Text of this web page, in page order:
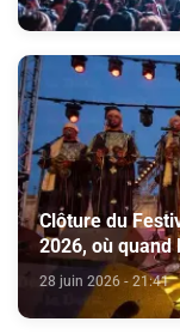
Clôture du
2026, où quand
avec leur
28 juin 2026 - 21:41